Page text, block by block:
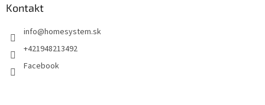
Kontakt
info@homesystem.sk
+421948213492
Facebook